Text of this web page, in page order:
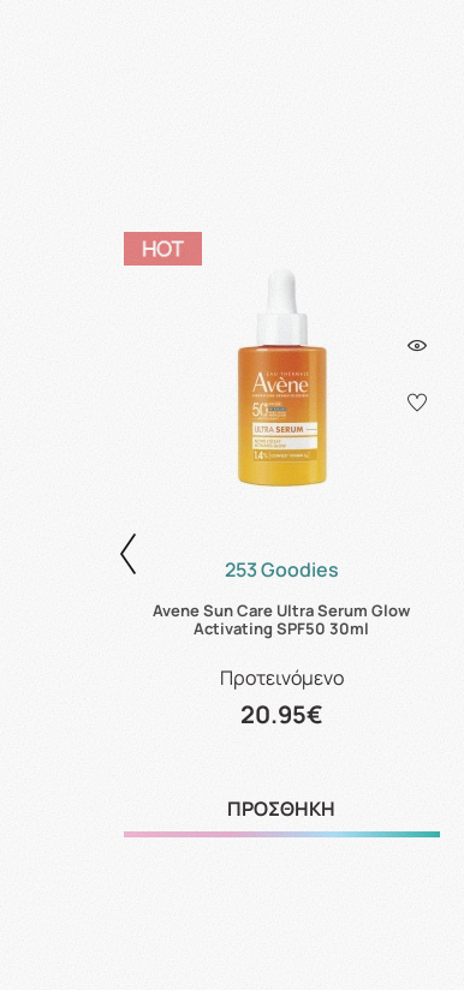
253 Goodies
Avene Sun Care Ultra Serum Glow
Activating SPF50 30ml
Προτεινόμενο
20.95€
ΠΡΟΣΘΗΚΗ